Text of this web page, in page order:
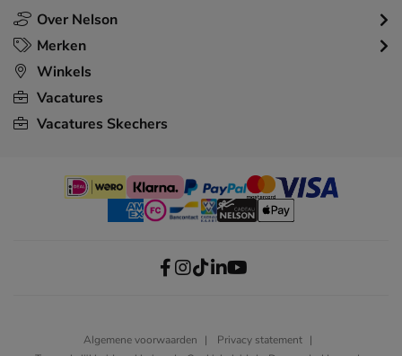
Over Nelson
Merken
Winkels
Vacatures
Vacatures Skechers
Algemene voorwaarden
Privacy statement